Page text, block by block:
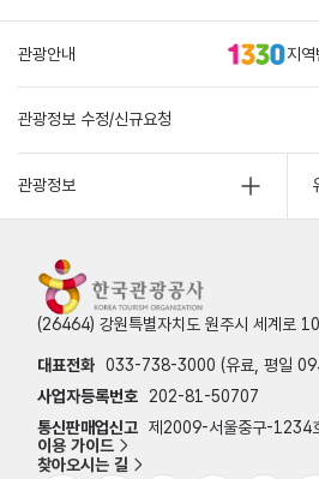
관광안내 지
관광정보 수정/신규요청
관광정보
(26464) 강원특별자치도 원주시 세계로 10
대표전화 033-738-3000 (유료, 평일 09
사업자등록번호
202-81-50707
통신판매업신고 제2009-서울중구-1234
이용 가이드
찾아오시는 길